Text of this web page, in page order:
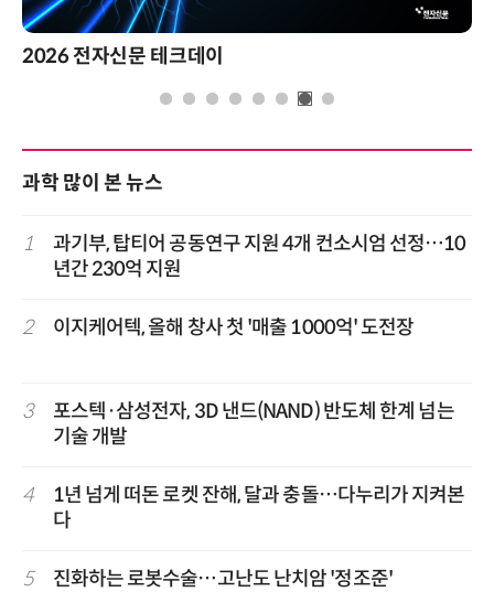
2026 전자신문 테크데이
과학 많이 본 뉴스
1
과기부, 탑티어 공동연구 지원 4개 컨소시엄 선정…10
년간 230억 지원
2 이지케어텍, 올해 창사 첫 '매출 1000억' 도전장
3
포스텍·삼성전자, 3D 낸드(NAND) 반도체 한계 넘는
기술 개발
4
1년 넘게 떠돈 로켓 잔해, 달과 충돌…다누리가 지켜본
다
5 진화하는 로봇수술…고난도 난치암 '정조준'